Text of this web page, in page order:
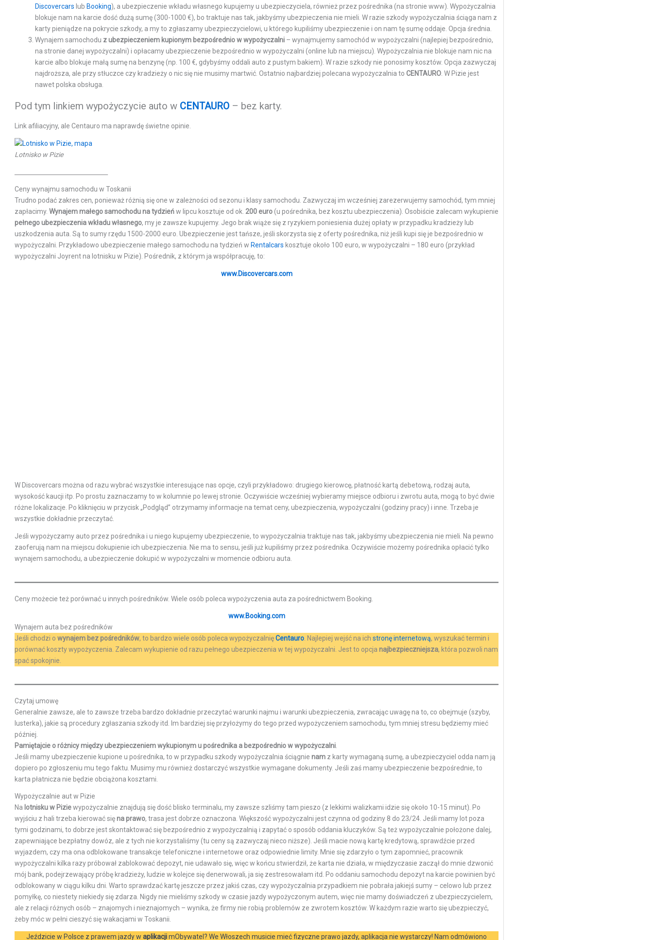
Discovercars lub Booking), a ubezpieczenie wkładu własnego kupujemy u ubezpieczyciela, również przez pośrednika (na stronie www). Wypożyczalnia
blokuje nam na karcie dość dużą sumę (300-1000 €), bo traktuje nas tak, jakbyśmy ubezpieczenia nie mieli. W razie szkody wypożyczalnia ściąga nam z
karty pieniądze na pokrycie szkody, a my to zgłaszamy ubezpieczycielowi, u którego kupiliśmy ubezpieczenie i on nam tę sumę oddaje. Opcja średnia.
Wynajem samochodu z ubezpieczeniem kupionym bezpośrednio wwypożyczalni – wynajmujemy samochód w wypożyczalni (najlepiej bezpośrednio,
na stronie danej wypożyczalni) i opłacamy ubezpieczenie bezpośrednio w wypożyczalni (online lub na miejscu). Wypożyczalnia nie blokuje nam nic na
karcie albo blokuje małą sumę na benzynę (np. 100 €, gdybyśmy oddali auto z pustym bakiem). W razie szkody nie ponosimy kosztów. Opcja zazwyczaj
najdroższa, ale przy stłuczce czy kradzieży o nic się nie musimy martwić. Ostatnio najbardziej polecana wypożyczalnia to CENTAURO. W Pizie jest
nawet polska obsługa.
Pod tym linkiem wypożyczycie auto w CENTAURO – bez karty.
Link afiliacyjny, ale Centauro ma naprawdę świetne opinie.
Lotnisko w Pizie
Ceny wynajmu samochodu w Toskanii
Trudno podać zakres cen, ponieważ różnią się one w zależności od sezonu i klasy samochodu. Zazwyczaj im wcześniej zarezerwujemy samochód, tym mniej
zapłacimy. Wynajem małego samochodu na tydzieńw lipcu kosztuje od ok. 200 euro(u pośrednika, bez kosztu ubezpieczenia). Osobiście zalecam wykupienie
pełnego ubezpieczenia wkładu własnego, my je zawsze kupujemy. Jego brak wiąże się z ryzykiem poniesienia dużej opłaty w przypadku kradzieży lub
uszkodzenia auta. Są to sumy rzędu 1500-2000 euro. Ubezpieczenie jest tańsze, jeśli skorzysta się z oferty pośrednika, niż jeśli kupi się je bezpośrednio w
wypożyczalni. Przykładowo ubezpieczenie małego samochodu na tydzień w Rentalcars kosztuje około 100 euro, w wypożyczalni – 180 euro (przykład
wypożyczalni Joyrent na lotnisku w Pizie). Pośrednik, z którym ja współpracuję, to:
www.Discovercars.com
W Discovercars można od razu wybrać wszystkie interesujące nas opcje, czyli przykładowo: drugiego kierowcę, płatność kartą debetową, rodzaj auta,
wysokość kaucji itp. Po prostu zaznaczamy to w kolumnie po lewej stronie. Oczywiście wcześniej wybieramy miejsce odbioru i zwrotu auta, mogą to być dwie
różne lokalizacje. Po kliknięciu w przycisk „Podgląd” otrzymamy informacje na temat ceny, ubezpieczenia, wypożyczalni (godziny pracy) i inne. Trzeba je
wszystkie dokładnie przeczytać.
Jeśli wypożyczamy auto przez pośrednika i u niego kupujemy ubezpieczenie, to wypożyczalnia traktuje nas tak, jakbyśmy ubezpieczenia nie mieli. Na pewno
zaoferują nam na miejscu dokupienie ich ubezpieczenia. Nie ma to sensu, jeśli już kupiliśmy przez pośrednika. Oczywiście możemy pośrednika opłacić tylko
wynajem samochodu, a ubezpieczenie dokupić w wypożyczalni w momencie odbioru auta.
Ceny możecie też porównać u innych pośredników. Wiele osób poleca wypożyczenia auta za pośrednictwem Booking.
www.Booking.com
Wynajem auta bez pośredników
Jeśli chodzi o wynajem bez pośredników, to bardzo wiele osób poleca wypożyczalnięCentauro . Najlepiej wejść na ich stronę internetową, wyszukać termin i
porównać koszty wypożyczenia. Zalecam wykupienie od razu pełnego ubezpieczenia w tej wypożyczalni. Jest to opcja najbezpieczniejsza, która pozwoli nam
spać spokojnie.
Czytaj umowę
Generalnie zawsze, ale to zawsze trzeba bardzo dokładnie przeczytać warunki najmu i warunki ubezpieczenia, zwracając uwagę na to, co obejmuje (szyby,
lusterka), jakie są procedury zgłaszania szkody itd. Im bardziej się przyłożymy do tego przed wypożyczeniem samochodu, tym mniej stresu będziemy mieć
później.
Pamiętajcie o różnicy między ubezpieczeniem wykupionym u pośrednika a bezpośrednio w wypożyczalni
Jeśli mamy ubezpieczenie kupione u pośrednika, to w przypadku szkody wypożyczalnia ściągnie nam z karty wymaganą sumę, a ubezpieczyciel odda nam ją
dopiero po zgłoszeniu mu tego faktu. Musimy mu również dostarczyć wszystkie wymagane dokumenty. Jeśli zaś mamy ubezpieczenie bezpośrednie, to
karta płatnicza nie będzie obciążona kosztami.
Wypożyczalnie aut w Pizie
Na lotnisku w Piziewypożyczalnie znajdują się dość blisko terminalu, my zawsze szliśmy tam pieszo (z lekkimi walizkami idzie się około 10-15 minut). Po
wyjściu z hali trzeba kierować sięna prawo, trasa jest dobrze oznaczona. Większość wypożyczalni jest czynna od godziny 8 do 23/24. Jeśli mamy lot poza
tymi godzinami, to dobrze jest skontaktować się bezpośrednio z wypożyczalnią i zapytać o sposób oddania kluczyków. Są też wypożyczalnie położone dalej,
zapewniające bezpłatny dowóz, ale z tych nie korzystaliśmy (tu ceny są zazwyczaj nieco niższe). Jeśli macie nową kartę kredytową, sprawdźcie przed
wyjazdem, czy ma ona odblokowane transakcje telefoniczne i internetowe oraz odpowiednie limity. Mnie się zdarzyło o tym zapomnieć, pracownik
wypożyczalni kilka razy próbował zablokować depozyt, nie udawało się, więc w końcu stwierdził, że karta nie działa, w międzyczasie zaczął do mnie dzwonić
mój bank, podejrzewający próbę kradzieży, ludzie w kolejce się denerwowali, ja się zestresowałam itd. Po oddaniu samochodu depozyt na karcie powinien być
odblokowany w ciągu kilku dni. Warto sprawdzać kartę jeszcze przez jakiś czas, czy wypożyczalnia przypadkiem nie pobrała jakiejś sumy – celowo lub przez
pomyłkę, co niestety niekiedy się zdarza. Nigdy nie mieliśmy szkody w czasie jazdy wypożyczonym autem, więc nie mamy doświadczeń z ubezpieczycielem,
ale z relacji różnych osób – znajomych i nieznajomych – wynika, że firmy nie robią problemów ze zwrotem kosztów. W każdym razie warto się ubezpieczyć,
żeby móc w pełni cieszyć się wakacjami w Toskanii.
Jeździcie w Polsce z prawem jazdy waplikacjimObywatel? We Włoszech musicie mieć fizyczne prawo jazdy, aplikacja nie wystarczy! Nam odmówiono